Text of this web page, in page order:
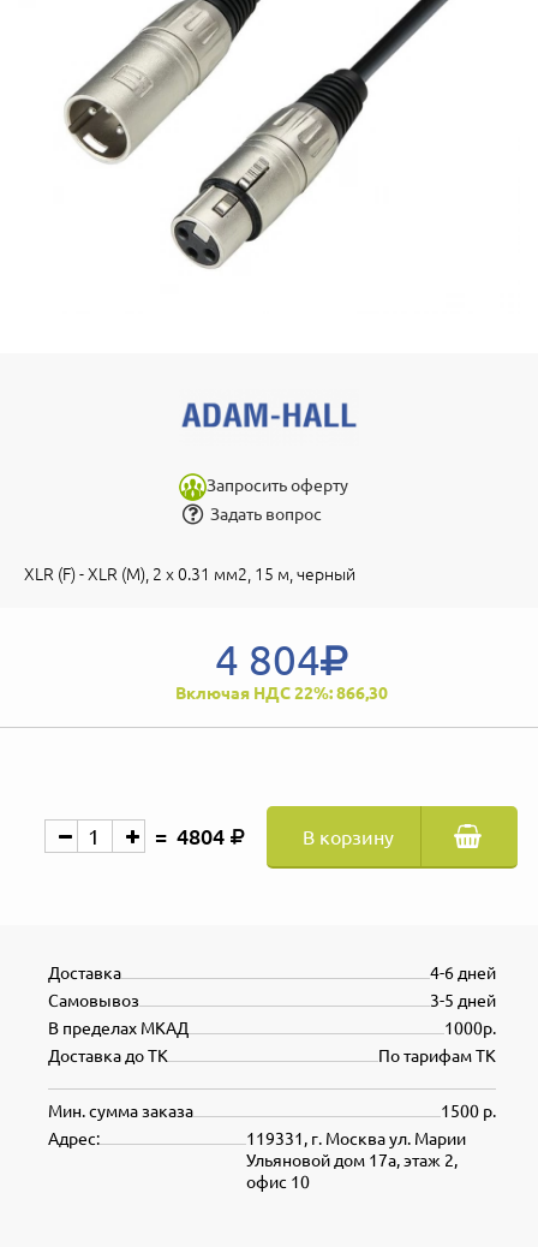
Запросить оферту
Задать вопрос
XLR (F) - XLR (M), 2 x 0.31 мм2, 15 м, черный
4 804
Включая НДС 22%: 866,30
4804 В корзину
4-6 дней
Доставка
3-5 дней
Самовывоз
1000р.
В пределах МКАД
По тарифам ТК
Доставка до ТК
1500 р.
Мин. сумма заказа
119331, г. Москва ул. Марии
Ульяновой дом 17а, этаж 2,
офис 10
Адрес: